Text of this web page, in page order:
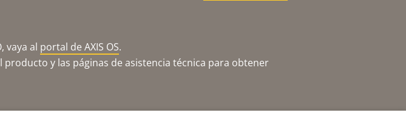
vaya al portal de AXIS OS.
y las páginas de asistencia técnica para obtener